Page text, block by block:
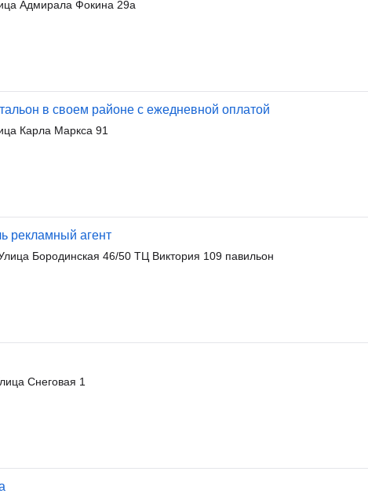
Адмирала Фокина 29а
в своем районе с ежедневной оплатой
Карла Маркса 91
рекламный агент
Бородинская 46/50 ТЦ Виктория 109 павильон
Снеговая 1